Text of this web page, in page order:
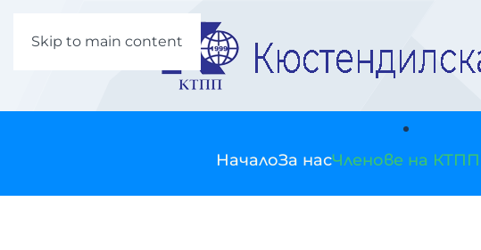
Skip to main content
НачалоЗа насЧленове на КТПП